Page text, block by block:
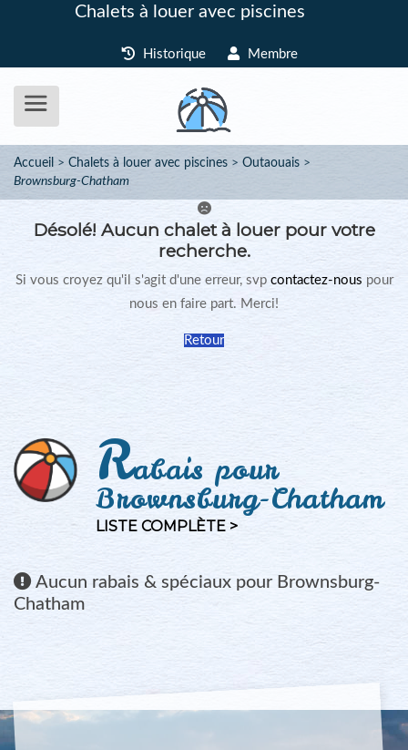
Chalets à louer avec piscines
Historique Membre
Accueil Chalets à louer avec piscines
Outaouais
Brownsburg-Chatham
Désolé! Aucun chalet à louer pour votre
recherche.
Si vous croyez qu'il s'agit d'une erreur, svp contactez-nous pour
nous en faire part. Merci!
Retour
Rabais pour
Brownsburg-Chatham
LISTE COMPLÈTE >
Aucun rabais & spéciaux pour Brownsburg-
Chatham